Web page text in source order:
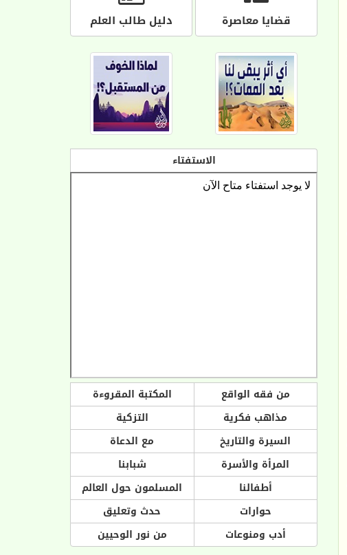
قضايا معاصرة دليل طالب العلم
الاستفتاء
من فقه الواقع
المكتبة المقروءة
مذاهب فكرية
التزكية
السيرة والتاريخ
مع الدعاة
المرأة والأسرة
شبابنا
أطفالنا
المسلمون حول العالم
حوارات
حدث وتعليق
أدب ومنوعات
من نور الوحيين